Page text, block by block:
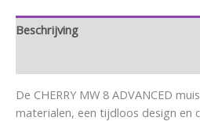
Beschrijving
De CHERRY MW 8 ADVANCED
materialen, een tijdloos design en